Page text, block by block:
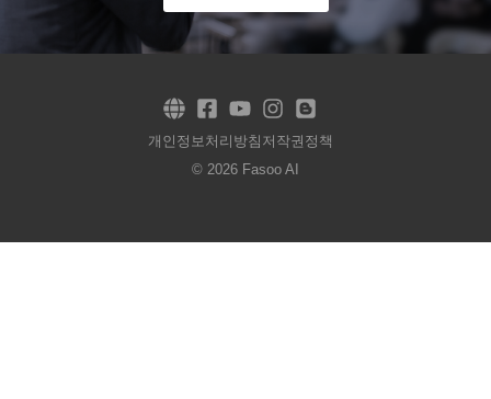
개인정보처리방침 저작권정책
© 2026 Fasoo AI